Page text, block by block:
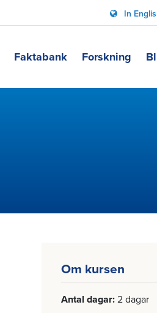
In
Faktabank Forskning
Om kursen
Antal dagar 2 dagar